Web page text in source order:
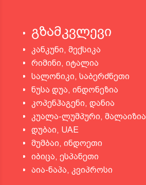
გზამკვლევი
კანკუნი, მექსიკა
რიმინი, იტალია
სალონიკი, საბერძნეთი
ნუსა დუა, ინდონეზია
კოპენჰაგენი, დანია
კუალა-ლუმპური, მალაიზია
დუბაი, UAE
მუმბაი, ინდოეთი
იბიცა, ესპანეთი
აია-ნაპა, კვიპროსი